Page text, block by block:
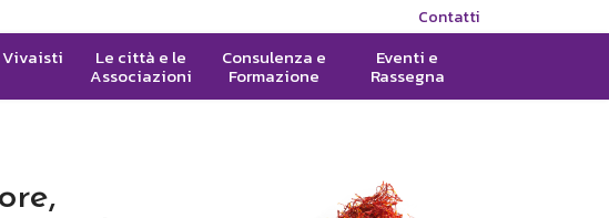
Contatti
Vivaisti Le città e le
Associazioni
Consulenza e
Formazione
Eventi e
Rassegna